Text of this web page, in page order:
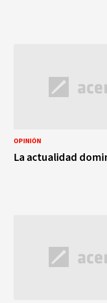
OPINIÓN
La actualidad